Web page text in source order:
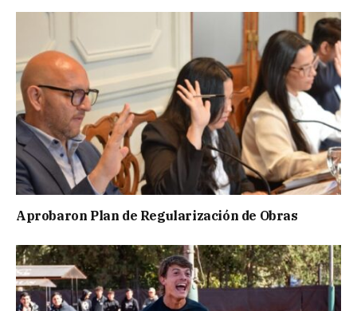
Aprobaron Plan de Regularización de Obras